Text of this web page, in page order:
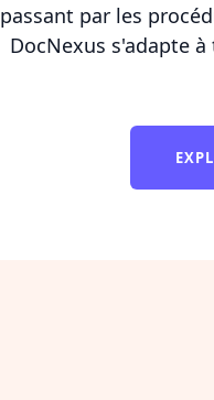
passant par les
DocNexus s'adapte